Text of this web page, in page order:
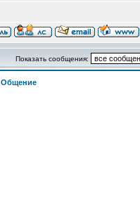
Показать сообщения:
Общение